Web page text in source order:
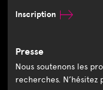
Inscription
Presse
Nous soutenons les
recherches. N’hésitez